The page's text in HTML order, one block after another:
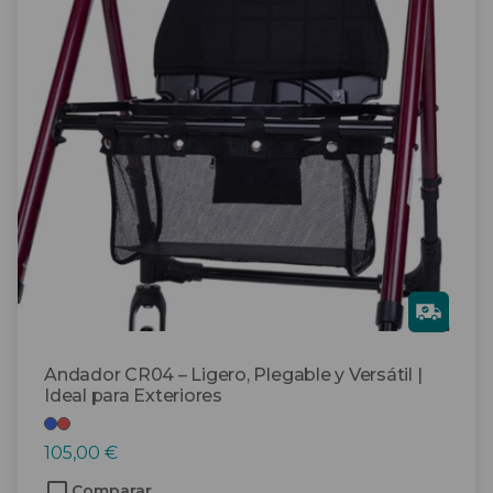
Andador CR04 – Ligero, Plegable y Versátil |
Ideal para Exteriores
Gra
tis
105,00 €
variantes.
Las
opciones
se
pueden
elegir
en